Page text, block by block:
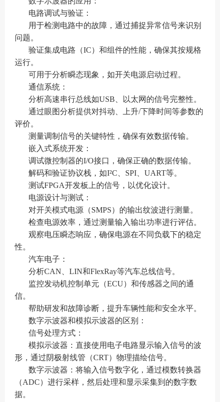
电路调试与验证：
用于检测电路中的故障，通过捕捉异常信号来识别
问题。
验证集成电路（IC）和组件的性能，确保其按规格
运行。
可用于分析瞬态现象，如开关电源启动过程。
通信系统：
分析高速串行总线如USB、以太网的信号完整性。
通过眼图分析提供对抖动、上升/下降时间等参数的
评价。
测量调制信号的关键特性，确保有效数据传输。
嵌入式系统开发：
调试微控制器的I/O接口，确保正确的数据传输。
解码和验证协议栈，如I²C、SPI、UART等。
测试FPGA开发板上的信号，以优化设计。
电源设计与测试：
对开关模式电源（SMPS）的输出纹波进行测量。
检查电源效率，通过测量输入输出功率进行评估。
观察电压瞬态响应，确保电源在不同负载下的稳定
性。
汽车电子：
分析CAN、LIN和FlexRay等汽车总线信号。
监控发动机控制单元（ECU）和传感器之间的通
信。
帮助研发和故障诊断，提升车辆性能和安全水平。
数字示波器和模拟示波器的区别：
信号处理方式：
模拟示波器：直接使用电子电路显示输入信号的波
形，通过阴极射线管（CRT）物理描绘信号。
数字示波器：将输入信号数字化，通过模数转换器
（ADC）进行采样，然后处理和显示采集到的数字数
据。